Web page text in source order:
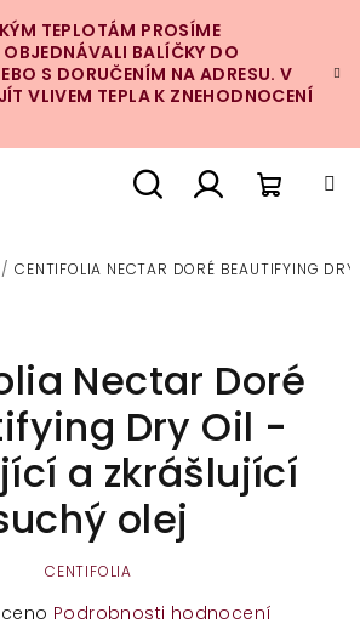
TEPLOTÁM PROSÍME
BALÍČKY DO
S DORUČENÍM NA ADRESU. V
VLIVEM TEPLA K ZNEHODNOCENÍ
/ CENTIFOLIA NECTAR DORÉ BEAUTIFYING
Nectar Doré
Dry Oil -
a zkrášlující
olej
CENTIFOLIA
Podrobnosti hodnocení